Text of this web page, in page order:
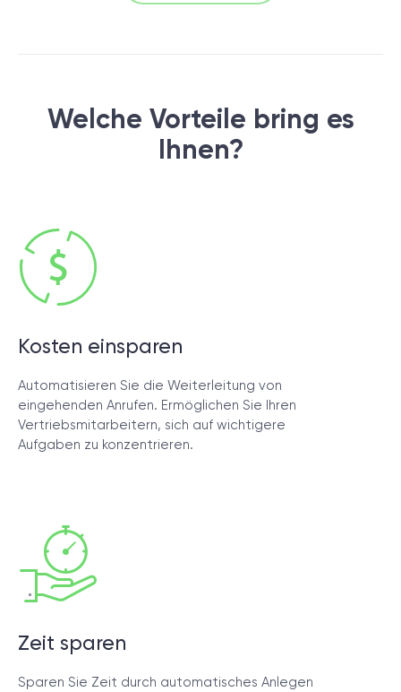
Welche Vorteile bring es
Ihnen?
Kosten einsparen
Automatisieren Sie die Weiterleitung von
eingehenden Anrufen. Ermöglichen Sie Ihren
Vertriebsmitarbeitern, sich auf wichtigere
Aufgaben zu konzentrieren.
Zeit sparen
Sparen Sie Zeit durch automatisches Anlegen